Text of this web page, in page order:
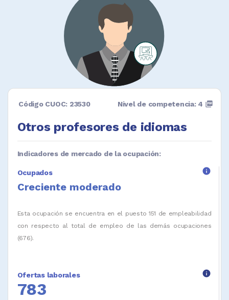
Código CUOC: 23530
Otros profesores de idiomas
Nivel de competencia: 4 picture_as_pdf
Indicadores de mercado de la ocupación:
Ocupados info
Creciente moderado
Esta ocupación se encuentra en el puesto 151 de empleabilidad
con respecto al total de empleo de las demás ocupaciones
(676).
Ofertas laborales info
783